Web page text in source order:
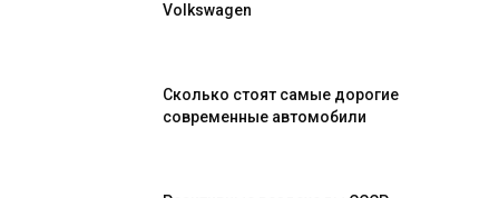
Volkswagen
Сколько стоят самые дорогие
современные автомобили